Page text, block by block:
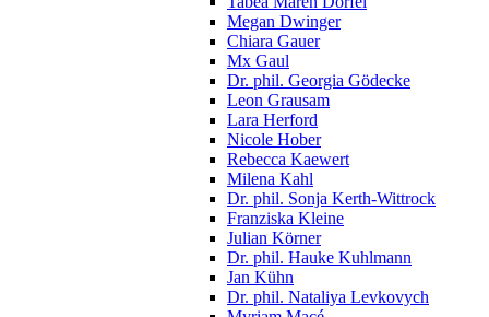
Megan Dwinger
Chiara Gauer
Mx Gaul
Dr. phil. Georgia Gödecke
Leon Grausam
Lara Herford
Nicole Hober
Rebecca Kaewert
Milena Kahl
Dr. phil. Sonja Kerth-Wittrock
Franziska Kleine
Julian Körner
Dr. phil. Hauke Kuhlmann
Jan Kühn
Dr. phil. Nataliya Levkovych